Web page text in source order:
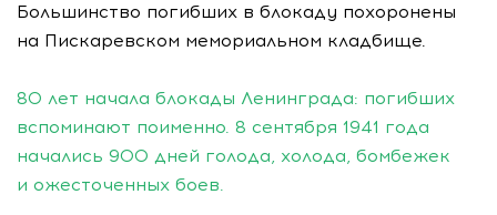
Большинство погибших в блокаду похоронены
на Пискаревском мемориальном кладбище.
80 лет начала блокады Ленинграда: погибших
вспоминают поименно. 8 сентября 1941 года
начались 900 дней голода, холода, бомбежек
и ожесточенных боев.